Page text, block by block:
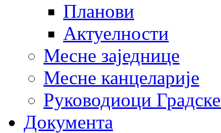
Планови
Актуелности
Месне заједнице
Месне канцеларије
Руководиоци
Документа